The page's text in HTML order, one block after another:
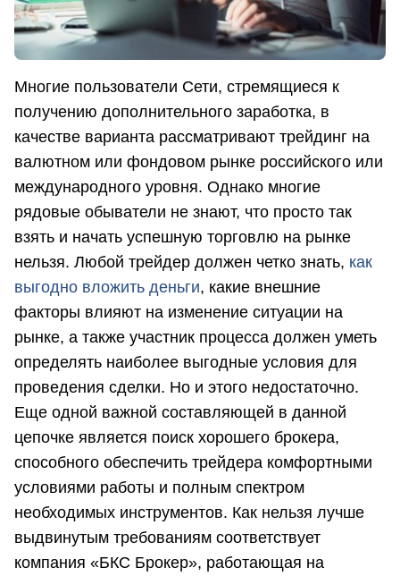
Многие пользователи Сети, стремящиеся к
получению дополнительного заработка, в
качестве варианта рассматривают трейдинг на
валютном или фондовом рынке российского или
международного уровня. Однако многие
рядовые обыватели не знают, что просто так
взять и начать успешную торговлю на рынке
нельзя. Любой трейдер должен четко знать, как
выгодно вложить деньги, какие внешние
факторы влияют на изменение ситуации на
рынке, а также участник процесса должен уметь
определять наиболее выгодные условия для
проведения сделки. Но и этого недостаточно.
Еще одной важной составляющей в данной
цепочке является поиск хорошего брокера,
способного обеспечить трейдера комфортными
условиями работы и полным спектром
необходимых инструментов. Как нельзя лучше
выдвинутым требованиям соответствует
компания «БКС Брокер», работающая на